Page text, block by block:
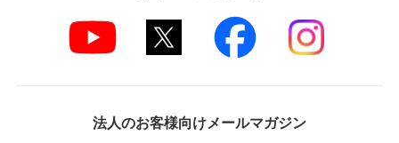
法人のお客様向けメールマガジン